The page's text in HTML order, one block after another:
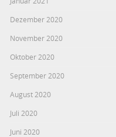
Dezember 2020
November 2020
Oktober 2020
September 2020
August 2020
Juli 2020
Juni 2020